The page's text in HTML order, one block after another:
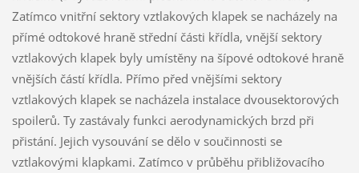
Zatímco vnitřní sektory vztlakových klapek se nacházely na
přímé odtokové hraně střední části křídla, vnější sektory
vztlakových klapek byly umístěny na šípové odtokové hraně
vnějších částí křídla. Přímo před vnějšími sektory
vztlakových klapek se nacházela instalace dvousektorových
spoilerů. Ty zastávaly funkci aerodynamických brzd při
přistání. Jejich vysouvání se dělo v součinnosti se
vztlakovými klapkami. Zatímco v průběhu přibližovacího